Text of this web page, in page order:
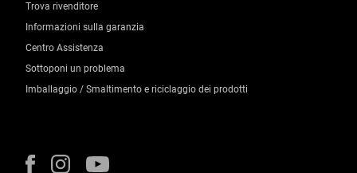
Trova rivenditore
Informazioni sulla garanzia
Centro Assistenza
Sottoponi un problema
Imballaggio / Smaltimento e riciclaggio dei prodotti